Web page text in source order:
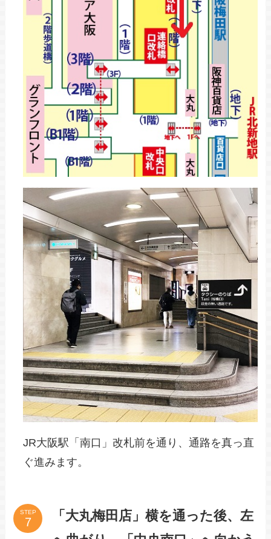
JR大阪駅「南口」改札前を通り、通路を真っ直
ぐ進みます。
STEP
「大丸梅田店」横を通った後、左